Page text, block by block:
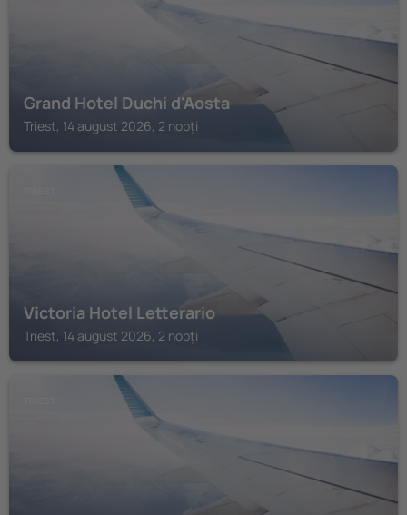
Grand Hotel Duchi d'Aosta
Triest, 14 august 2026, 2 nopți
Victoria Hotel Letterario
Triest, 14 august 2026, 2 nopți